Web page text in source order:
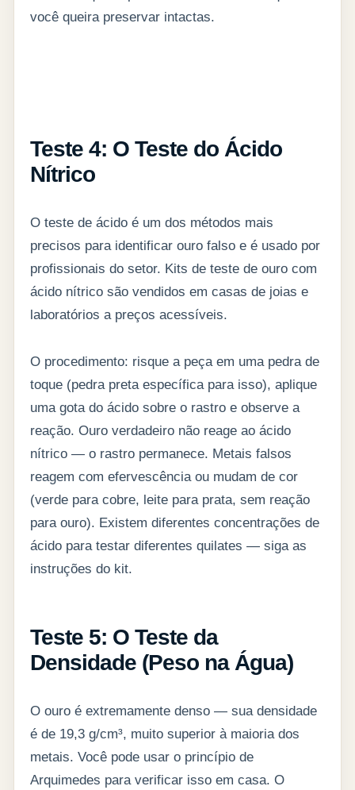
você queira preservar intactas.
Teste 4: O Teste do Ácido
Nítrico
O teste de ácido é um dos métodos mais
precisos para identificar ouro falso e é usado por
profissionais do setor. Kits de teste de ouro com
ácido nítrico são vendidos em casas de joias e
laboratórios a preços acessíveis.
O procedimento: risque a peça em uma pedra de
toque (pedra preta específica para isso), aplique
uma gota do ácido sobre o rastro e observe a
reação. Ouro verdadeiro não reage ao ácido
nítrico — o rastro permanece. Metais falsos
reagem com efervescência ou mudam de cor
(verde para cobre, leite para prata, sem reação
para ouro). Existem diferentes concentrações de
ácido para testar diferentes quilates — siga as
instruções do kit.
Teste 5: O Teste da
Densidade (Peso na Água)
O ouro é extremamente denso — sua densidade
é de 19,3 g/cm³, muito superior à maioria dos
metais. Você pode usar o princípio de
Arquimedes para verificar isso em casa. O